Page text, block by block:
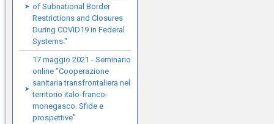
of Subnational Border
Restrictions and Closures
During COVID19 in Federal
Systems."
17 maggio 2021 - Seminario
online "Cooperazione
sanitaria transfrontaliera nel
territorio italo-franco-
monegasco. Sfide e
prospettive"